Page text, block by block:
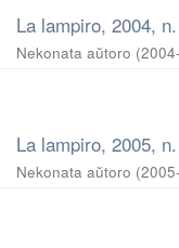
La lampiro, 2004,
Nekonata aŭtoro (
La lampiro, 2005,
Nekonata aŭtoro (